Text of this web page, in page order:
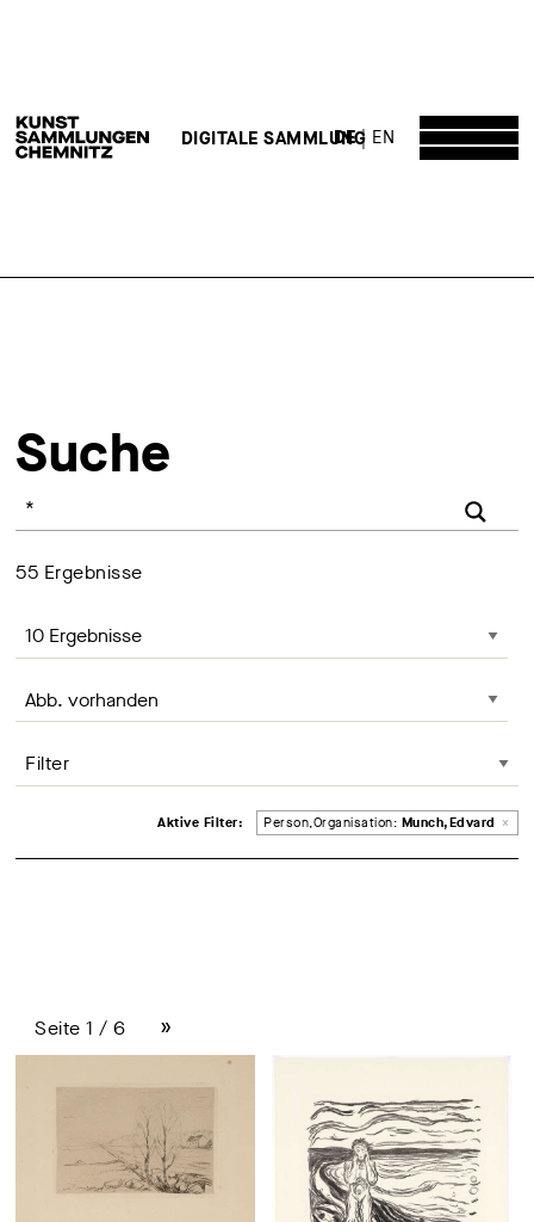
DE EN
DIGITALE SAMMLUNG
Suche
Ihr Suchbegriff
55 Ergebnisse
Anzahl der Ergebnisse, Änderung lädt die Seite neu
Seite sortieren, Änderung lädt die Seite neu
Filter
Aktive Filter: Entferne Filter
Person,Organisation: Munch,Edvard ×
Seite 1 / 6 »